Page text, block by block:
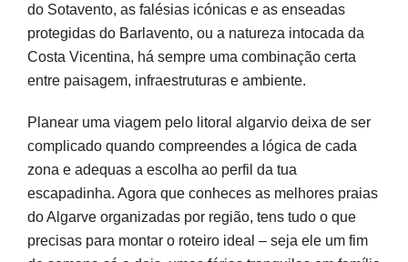
do Sotavento, as falésias icónicas e as enseadas
protegidas do Barlavento, ou a natureza intocada da
Costa Vicentina, há sempre uma combinação certa
entre paisagem, infraestruturas e ambiente.
Planear uma viagem pelo litoral algarvio deixa de ser
complicado quando compreendes a lógica de cada
zona e adequas a escolha ao perfil da tua
escapadinha. Agora que conheces as melhores praias
do Algarve organizadas por região, tens tudo o que
precisas para montar o roteiro ideal – seja ele um fim